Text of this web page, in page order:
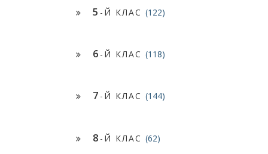
5 -Й КЛАС (122)
6 -Й КЛАС (118)
7 -Й КЛАС (144)
8 -Й КЛАС (62)